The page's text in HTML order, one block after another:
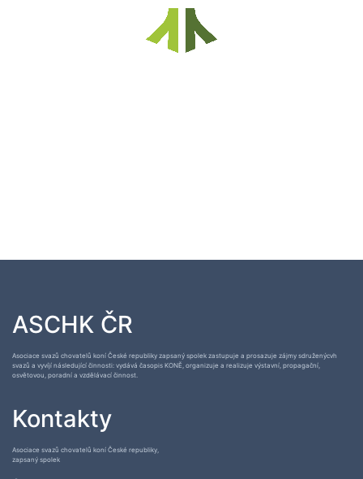
ASCHK ČR
Asociace svazů chovatelů koní České republiky zapsaný spolek zastupuje a prosazuje zájmy sdruženýcvh
svazů a vyvíjí následující činnosti: vydává časopis KONĚ, organizuje a realizuje výstavní, propagační,
osvětovou, poradní a vzdělávací činnost.
Kontakty
Asociace svazů chovatelů koní České republiky,
zapsaný spolek